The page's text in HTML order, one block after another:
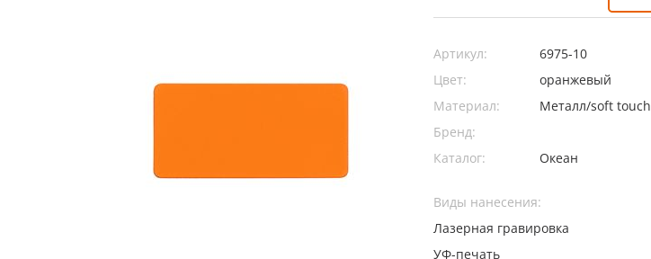
Артикул:
6975-10
Цвет:
оранжевый
Материал:
Металл/soft touch
Бренд:
Каталог:
Океан
Виды нанесения:
Лазерная гравировка
УФ-печать